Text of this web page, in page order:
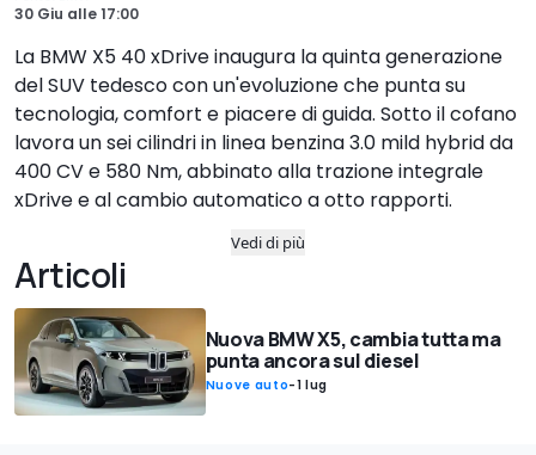
30 Giu alle17:00
La BMW X5 40 xDrive inaugura la quinta generazione
del SUV tedesco con un'evoluzione che punta su
tecnologia, comfort e piacere di guida. Sotto il cofano
lavora un sei cilindri in linea benzina 3.0 mild hybrid da
400 CV e 580 Nm, abbinato alla trazione integrale
xDrive e al cambio automatico a otto rapporti.
Vedi di più
Articoli
Nuova BMW X5, cambia tutta ma
punta ancora sul diesel
Nuove auto-1 lug